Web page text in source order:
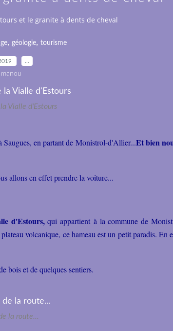
et le granite à dents de cheval
, géologie, tourisme
manou
Vialle d'Estours
Saugues, en partant de Monistrol-d'Allier...Et bien
allons en effet prendre la voiture...
d'Estours,qui appartient à la commune de
volcanique, ce hameau est un petit paradis. En
bois et de quelques sentiers.
la route...